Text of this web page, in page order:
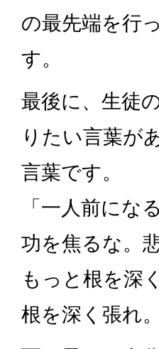
の最先端を行
す。
最後に、生徒
りたい言葉が
言葉です。
「一人前にな
功を焦るな。
もっと根を深
根を深く張れ